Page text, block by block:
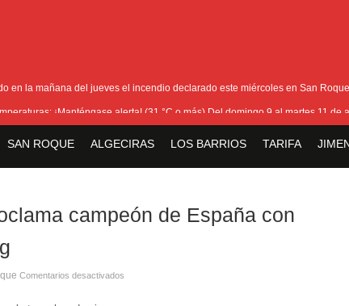
en la mañana del jueves el incendio declarado este miércoles en San Roque
¡Manténgase alerta! (31 °C o más) Del domingo 9 al martes 11 de
SAN ROQUE ALGECIRAS LOS BARRIOS TARIFA
campeón de España con
Comentarios desactivados